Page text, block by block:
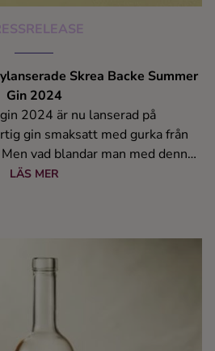
Skrea Backe Summer
Gin 2024
2024 är nu lanserad på
gin smaksatt med gurka från
vad blandar man med denna
skapelse?
LÄS MER